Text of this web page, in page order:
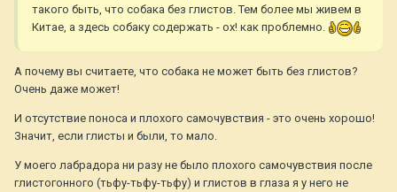
такого быть, что собака без глистов. Тем более мы живем в
Китае, а здесь собаку содержать - ох! как проблемно.
А почему вы считаете, что собака не может быть без глистов?
Очень даже может!
И отсутствие поноса и плохого самочувствия - это очень хорошо!
Значит, если глисты и были, то мало.
У моего лабрадора ни разу не было плохого самочувствия после
глистогонного (тьфу-тьфу-тьфу) и глистов в глаза я у него не